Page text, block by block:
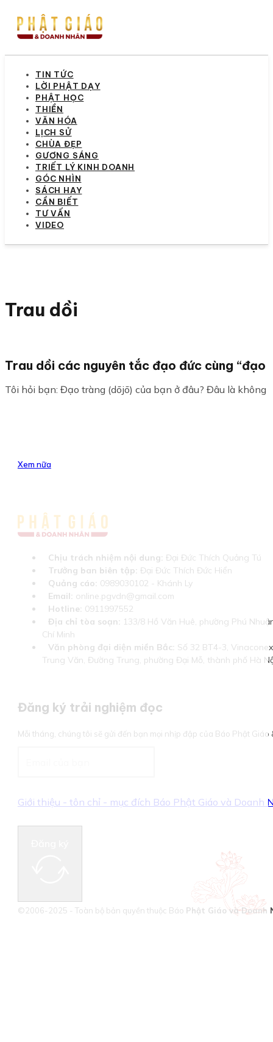
TIN TỨC
LỜI PHẬT DẠY
PHẬT HỌC
THIỀN
VĂN HÓA
LỊCH SỬ
CHÙA ĐẸP
GƯƠNG SÁNG
TRIẾT LÝ KINH DOANH
GÓC NHÌN
SÁCH HAY
CẦN BIẾT
TƯ VẤN
VIDEO
Trau dồi
Trau dồi các nguyên tắc đạo đức cùng “đạo
Tôi hỏi bạn: Đạo tràng (dōjō) của bạn ở đâu? Đâu là không
Xem nữa
Chịu trách nhiệm nội dung: Đại Đức Thích Quảng Tú
Trưởng ban biên tập: Đại Đức Thích Đức Hiển
Quảng cáo: 0989030102 - Khánh Ly
Email: online.pgvdn@gmail.com
Hotline: 0911997552
Địa chỉ tòa soạn: 133/8 Hồ Văn Huê, phường Phú
Chí Minh
Văn phòng đại diện miền Bắc: Số 32 BT4-3,
Trung Văn, Đường Trung, phường Đại Mỗ, thành phố Hà
Đăng ký trải nghiệm đọc
Mỗi tháng, chúng tôi sẽ gửi đến bạn mọi nhịp đập của Báo Phật Giáo
Giới thiệu - tôn chỉ - mục đích Báo Phật Giáo và Doanh
©2006-2025 - Toàn bộ bản quyền thuộc Báo Phật Giáo và Doanh